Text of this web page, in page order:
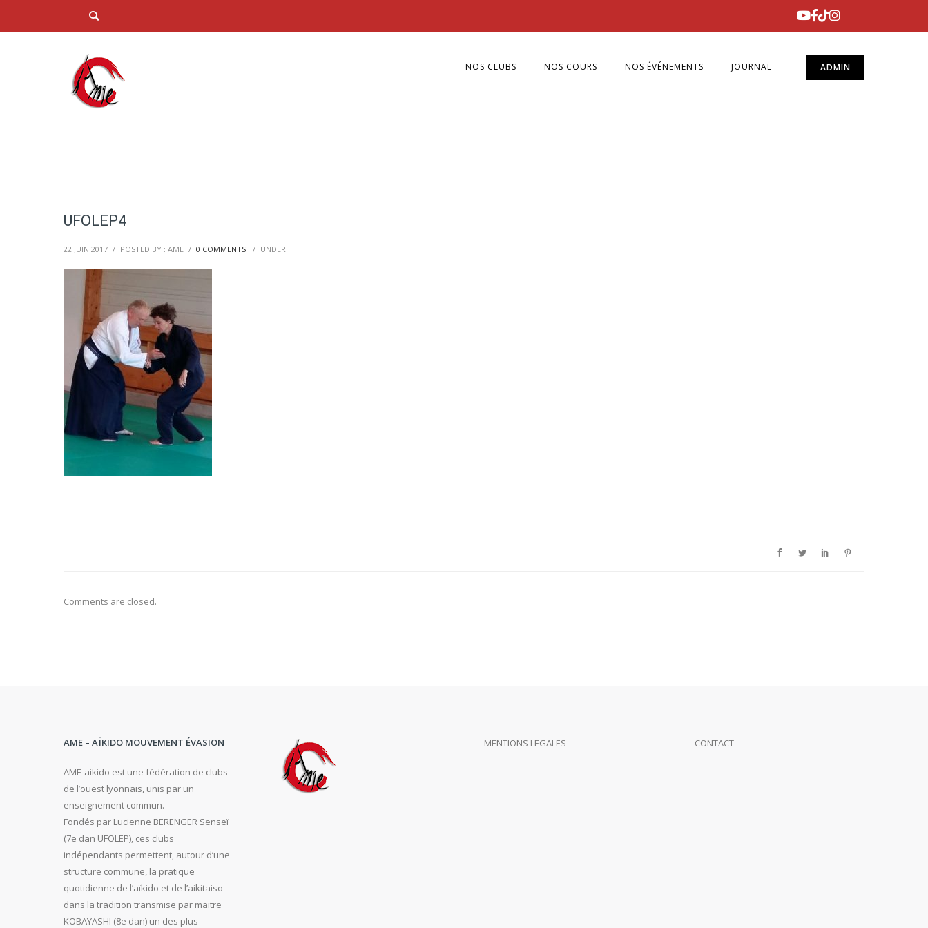
ADMIN
NOS CLUBS NOS COURS NOS ÉVÉNEMENTS JOURNAL
UFOLEP4
22 JUIN 2017 / POSTED BY : AME / 0 COMMENTS / UNDER :
Comments are closed.
AME – AÏKIDO MOUVEMENT ÉVASION
AME-aikido est une fédération de clubs
de l’ouest lyonnais, unis par un
enseignement commun.
Fondés par Lucienne BERENGER Senseï
(7e dan UFOLEP), ces clubs
indépendants permettent, autour d’une
structure commune, la pratique
quotidienne de l’aïkido et de l’aikitaiso
dans la tradition transmise par maitre
KOBAYASHI (8e dan) un des plus
MENTIONS LEGALES CONTACT